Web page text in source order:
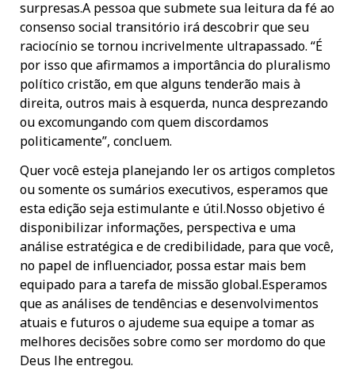
surpresas.A pessoa que submete sua leitura da fé ao
consenso social transitório irá descobrir que seu
raciocínio se tornou incrivelmente ultrapassado. “É
por isso que afirmamos a importância do pluralismo
político cristão, em que alguns tenderão mais à
direita, outros mais à esquerda, nunca desprezando
ou excomungando com quem discordamos
politicamente”, concluem.
Quer você esteja planejando ler os artigos completos
ou somente os sumários executivos, esperamos que
esta edição seja estimulante e útil.Nosso objetivo é
disponibilizar informações, perspectiva e uma
análise estratégica e de credibilidade, para que você,
no papel de influenciador, possa estar mais bem
equipado para a tarefa de missão global.Esperamos
que as análises de tendências e desenvolvimentos
atuais e futuros o ajudeme sua equipe a tomar as
melhores decisões sobre como ser mordomo do que
Deus lhe entregou.